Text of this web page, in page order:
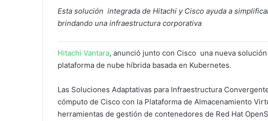
Esta solución integrada de Hitachi y Cisco ayuda a
brindando una infraestructura corporativa
Hitachi Vantara, anunció junto con Cisco una nueva
plataforma de nube híbrida basada en Kubernetes.
Las Soluciones Adaptativas para Infraestructura
cómputo de Cisco con la Plataforma de Almacenamiento
herramientas de gestión de contenedores de Red Hat